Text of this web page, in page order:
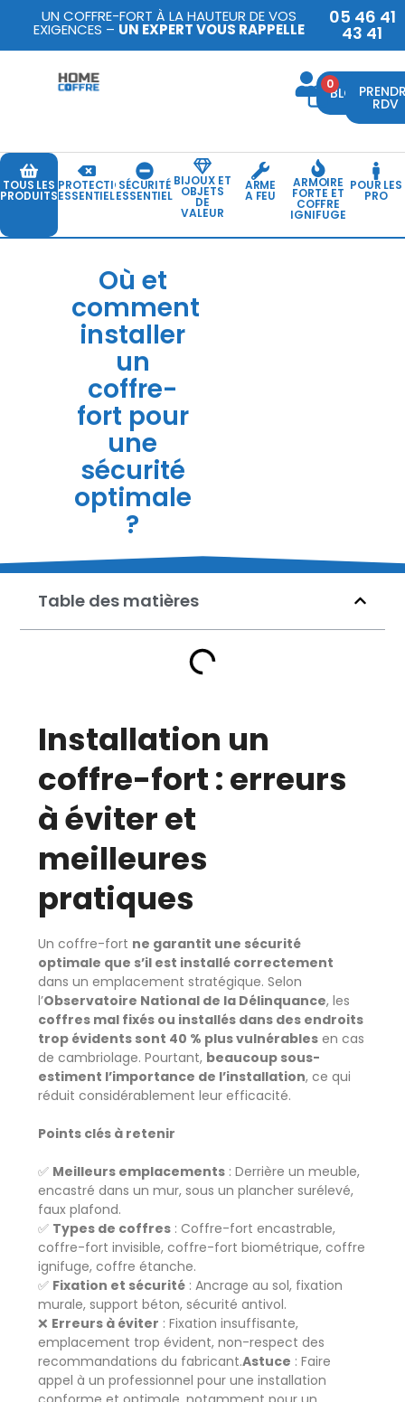
UN COFFRE-FORT À LA HAUTEUR DE VOS
EXIGENCES – UN EXPERT VOUS RAPPELLE
05 46 41
43 41
0BLOG
RDV
TOUS LES
PRODUITS
PROTECTION
ESSENTIELLE
SÉCURITÉ
ESSENTIELLE
BIJOUX ET
OBJETS
DE
VALEUR
ARME
A FEU
ARMOIRE
FORTE ET
COFFRE
IGNIFUGE
POUR LES
PRO
Où et
comment
installer
un
coffre-
fort pour
une
sécurité
optimale
?
Table des matières
Installation un
coffre-fort : erreurs
à éviter et
meilleures
pratiques
Un coffre-fort ne garantit une sécurité
optimale que s’il est installé correctement
dans un emplacement stratégique. Selon
l’Observatoire National de la Délinquance, les
coffres mal fixés ou installés dans des endroits
trop évidents sont 40 % plus vulnérables en cas
de cambriolage. Pourtant, beaucoup sous-
estiment l’importance de l’installation, ce qui
réduit considérablement leur efficacité.
Points clés à retenir
✅ Meilleurs emplacements : Derrière un meuble,
encastré dans un mur, sous un plancher surélevé,
faux plafond.
✅ Types de coffres : Coffre-fort encastrable,
coffre-fort invisible, coffre-fort biométrique, coffre
ignifuge, coffre étanche.
✅ Fixation et sécurité : Ancrage au sol, fixation
murale, support béton, sécurité antivol.
❌ Erreurs à éviter : Fixation insuffisante,
emplacement trop évident, non-respect des
recommandations du fabricant.Astuce : Faire
appel à un professionnel pour une installation